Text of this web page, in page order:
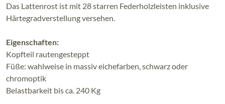
Das Lattenrost ist mit 28 starren Federholzleisten inklusive
Härtegradverstellung versehen.
Eigenschaften:
Kopfteil rautengesteppt
Füße: wahlweise in massiv eichefarben, schwarz oder
chromoptik
Belastbarkeit bis ca. 240 Kg